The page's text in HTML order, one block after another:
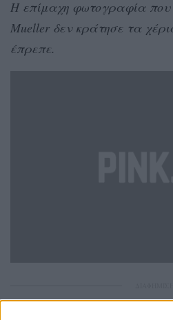
H επίμαχη φωτογραφία που
Mueller δεν κράτησε τα
έπρεπε.